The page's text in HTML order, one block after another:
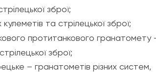
зброї;
та стрілецької зброї;
протитанкового гранатомету
зброї;
– гранатометів різних систем,